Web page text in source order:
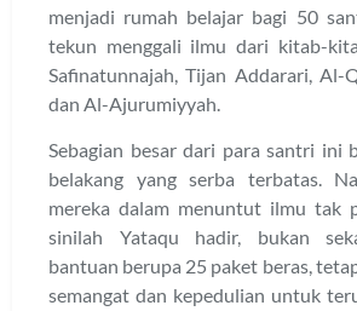
menjadi rumah belajar bagi 50
tekun menggali ilmu dari kitab-
Safinatunnajah, Tijan Addarari, Al-
dan Al-Ajurumiyyah.
Sebagian besar dari para santri ini
belakang yang serba terbatas.
mereka dalam menuntut ilmu tak
sinilah Yataqu hadir, bukan
bantuan berupa 25 paket beras,
semangat dan kepedulian untuk